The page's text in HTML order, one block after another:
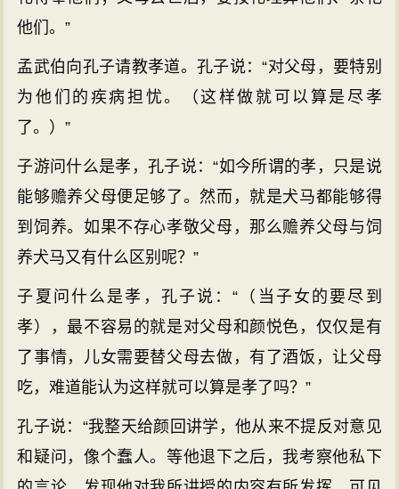
他们。”
孟武伯向孔子请教孝道。孔子说：“对父母，要特别
为他们的疾病担忧。（这样做就可以算是尽孝
了。）”
子游问什么是孝，孔子说：“如今所谓的孝，只是说
能够赡养父母便足够了。然而，就是犬马都能够得
到饲养。如果不存心孝敬父母，那么赡养父母与饲
养犬马又有什么区别呢？”
子夏问什么是孝，孔子说：“（当子女的要尽到
孝），最不容易的就是对父母和颜悦色，仅仅是有
了事情，儿女需要替父母去做，有了酒饭，让父母
吃，难道能认为这样就可以算是孝了吗？”
孔子说：“我整天给颜回讲学，他从来不提反对意见
和疑问，像个蠢人。等他退下之后，我考察他私下